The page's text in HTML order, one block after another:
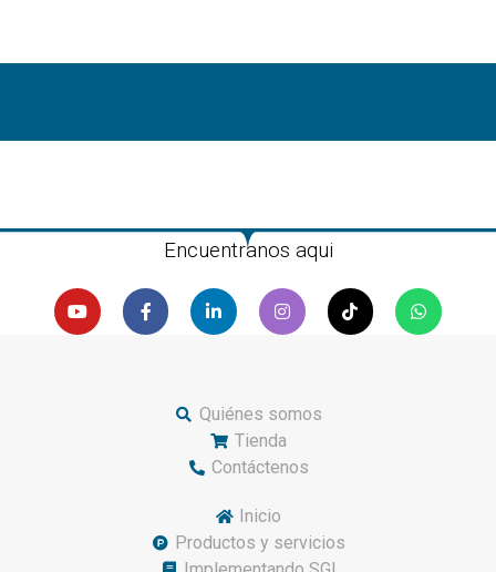
Encuentranos aqui
Quiénes somos
Tienda
Contáctenos
Inicio
Productos y servicios